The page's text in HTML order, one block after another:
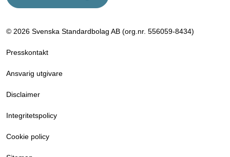
© 2026 Svenska Standardbolag AB (org.nr. 556059­-8434)
Presskontakt
Ansvarig utgivare
Disclaimer
Integritetspolicy
Cookie policy